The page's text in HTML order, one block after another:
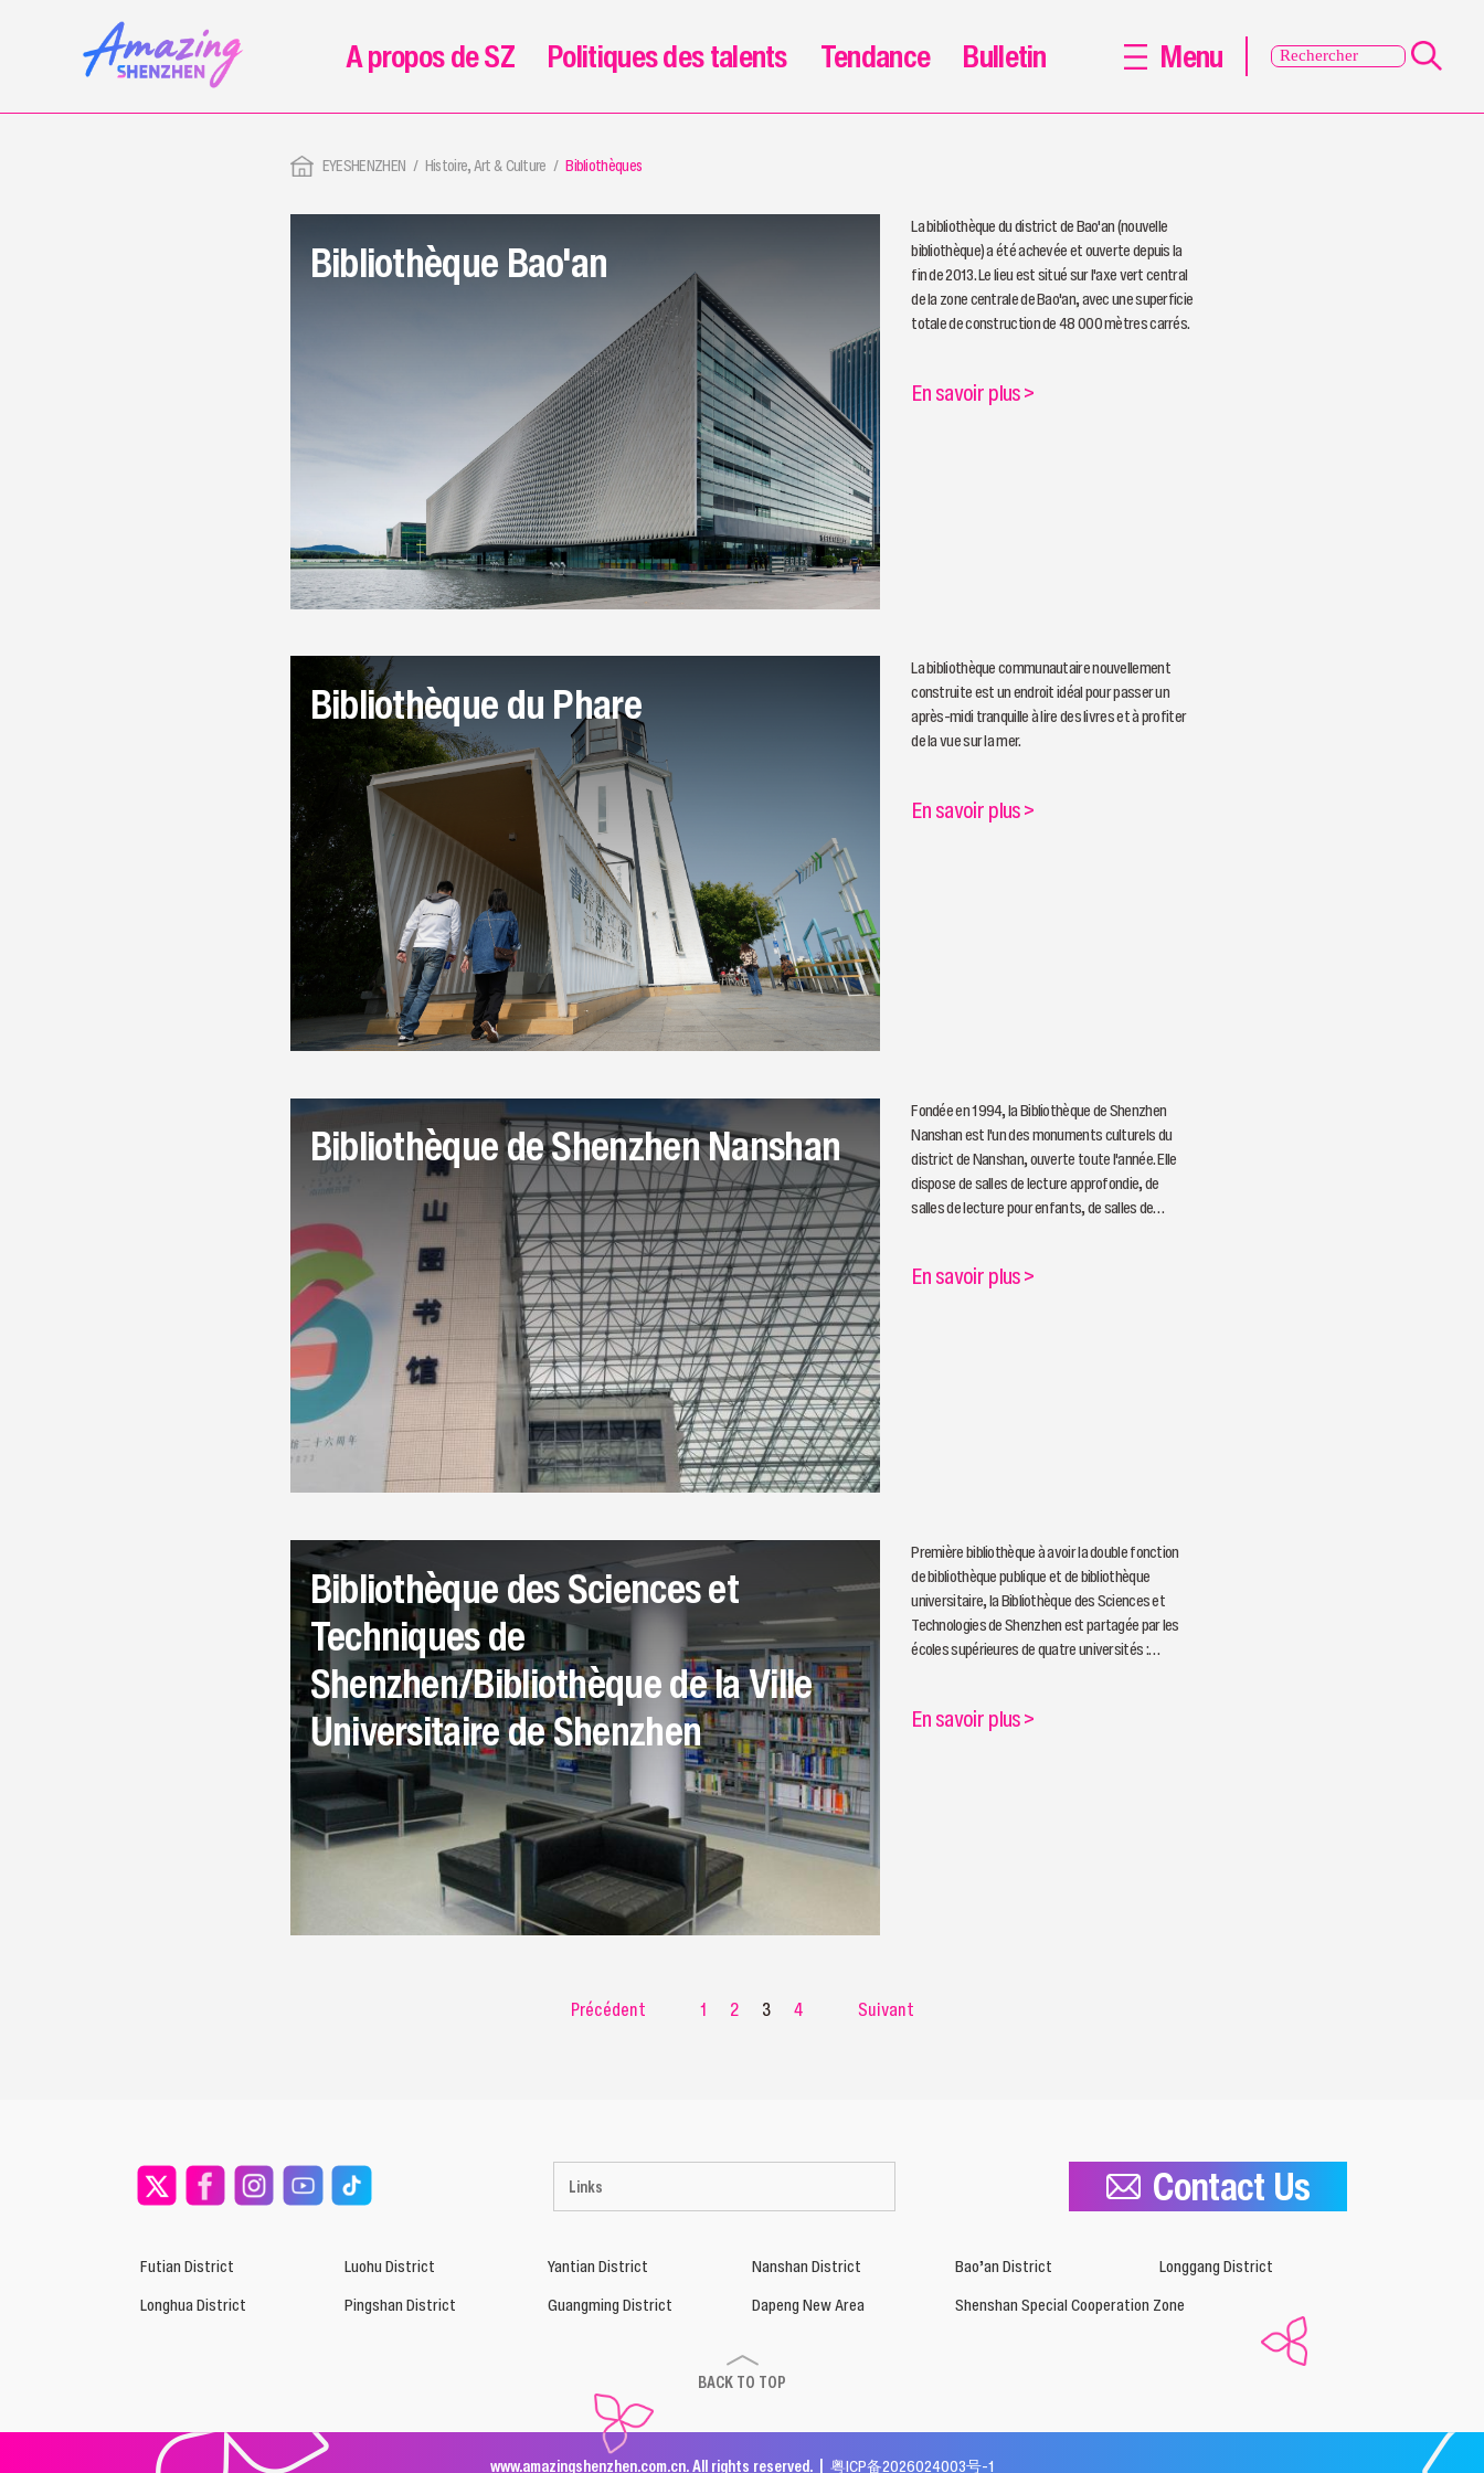
EYESHENZHEN Histoire, Art & Culture Bibliothèques
Bibliothèque Bao'an
La bibliothèque du district de Bao'an (nouvelle
bibliothèque) a été achevée et ouverte depuis la
fin de 2013. Le lieu est situé sur l'axe vert central
de la zone centrale de Bao'an, avec une superficie
totale de construction de 48 000 mètres carrés.
En savoir plus>
Bibliothèque du Phare
La bibliothèque communautaire nouvellement
construite est un endroit idéal pour passer un
après-midi tranquille à lire des livres et à profiter
de la vue sur la mer.
En savoir plus>
Bibliothèque de Shenzhen Nanshan
Fondée en 1994, la Bibliothèque de Shenzhen
Nanshan est l'un des monuments culturels du
district de Nanshan, ouverte toute l'année. Elle
dispose de salles de lecture approfondie, de
salles de lecture pour enfants, de salles de
des différents lecteurs.
En savoir plus>
Bibliothèque des Sciences et
Techniques de
Shenzhen/Bibliothèque de la Ville
Universitaire de Shenzhen
​Première bibliothèque à avoir la double fonction
de bibliothèque publique et de bibliothèque
universitaire, la Bibliothèque des Sciences et
Technologies de Shenzhen est partagée par les
écoles supérieures de quatre universités :
de Nankai, et est également accessible aux
En savoir plus>
Précédent 1 2 3 4 Suivant
A propos de SZ Politiques des talents Tendance Bulletin Menu
Links Contact Us
Futian District Luohu District Yantian District Nanshan District Bao’an District
Longgang District
Longhua District
Pingshan District Guangming District Dapeng New Area Shenshan Special Cooperation Zone
BACK TO TOP
www.amazingshenzhen.com.cn. All rights reserved. | 粤ICP备2026024003号-1